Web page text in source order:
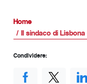
Home
Il sindaco di
Condividere: